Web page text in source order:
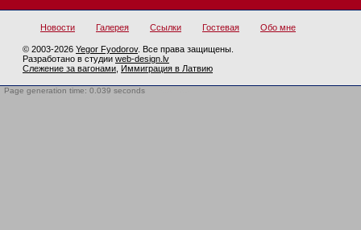
Новости Галерея Ссылки Гостевая Обо мне
© 2003-2026 Yegor Fyodorov. Все права защищены.
Разработано в студии web-design.lv
Слежение за вагонами Иммиграция в Латвию
Page generation time: 0.039 seconds